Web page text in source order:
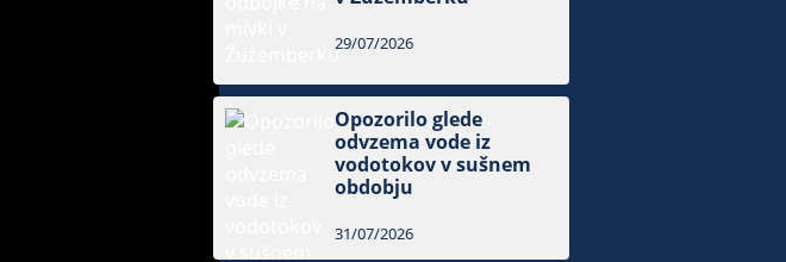
29/07/2026
Opozorilo glede
odvzema vode iz
vodotokov v sušnem
obdobju
31/07/2026